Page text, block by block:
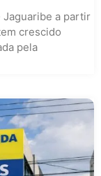
Jaguaribe a partir
crescido
pela